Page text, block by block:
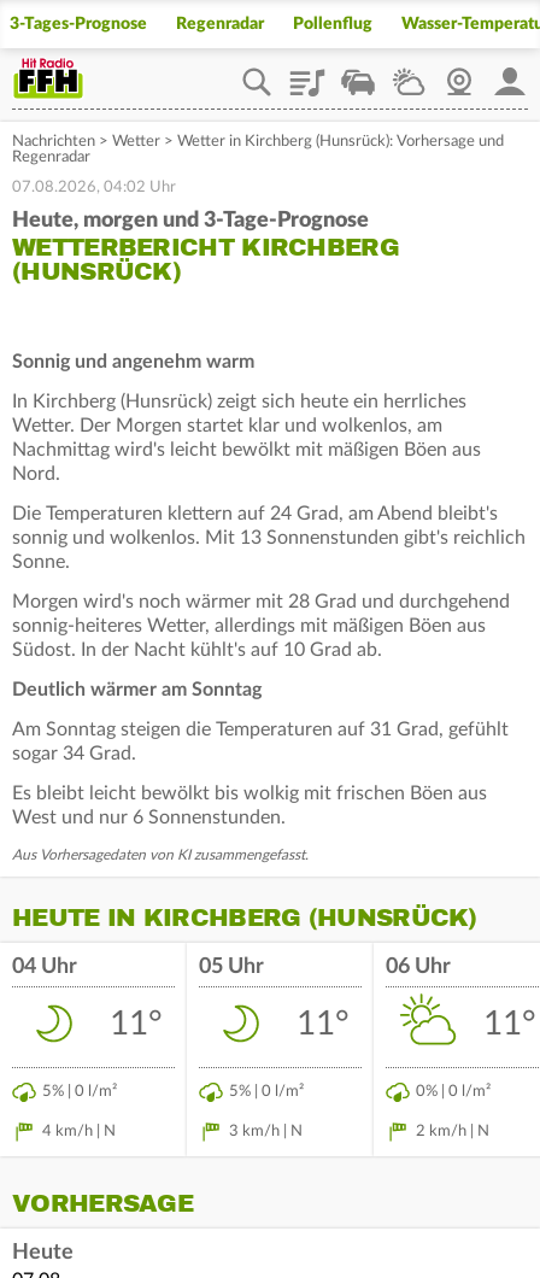
3-Tages-Prognose Regenradar Pollenflug Wasser-
PlaylistStaupilotWetterWebcam
Nachrichten > Wetter > Wetter in Kirchberg (Hunsrück): Vorhersage und
Regenradar
07.08.2026, 04:02 Uhr
Heute, morgen und 3-Tage-Prognose
WETTERBERICHT KIRCHBERG
(HUNSRÜCK)
Sonnig und angenehm warm
In Kirchberg (Hunsrück) zeigt sich heute ein herrliches
Wetter. Der Morgen startet klar und wolkenlos, am
Nachmittag wird's leicht bewölkt mit mäßigen Böen aus
Nord.
Die Temperaturen klettern auf 24 Grad, am Abend bleibt's
sonnig und wolkenlos. Mit 13 Sonnenstunden gibt's reichlich
Sonne.
Morgen wird's noch wärmer mit 28 Grad und durchgehend
sonnig-heiteres Wetter, allerdings mit mäßigen Böen aus
Südost. In der Nacht kühlt's auf 10 Grad ab.
Deutlich wärmer am Sonntag
Am Sonntag steigen die Temperaturen auf 31 Grad, gefühlt
sogar 34 Grad.
Es bleibt leicht bewölkt bis wolkig mit frischen Böen aus
West und nur 6 Sonnenstunden.
Aus Vorhersagedaten von KI zusammengefasst.
HEUTE IN KIRCHBERG (HUNSRÜCK)
04 Uhr
11°
5% | 0 l/m²
4 km/h | N
05 Uhr
11°
5% | 0 l/m²
3 km/h | N
06 Uhr
11°
0% | 0 l/m²
2 km/h | N
VORHERSAGE
Heute